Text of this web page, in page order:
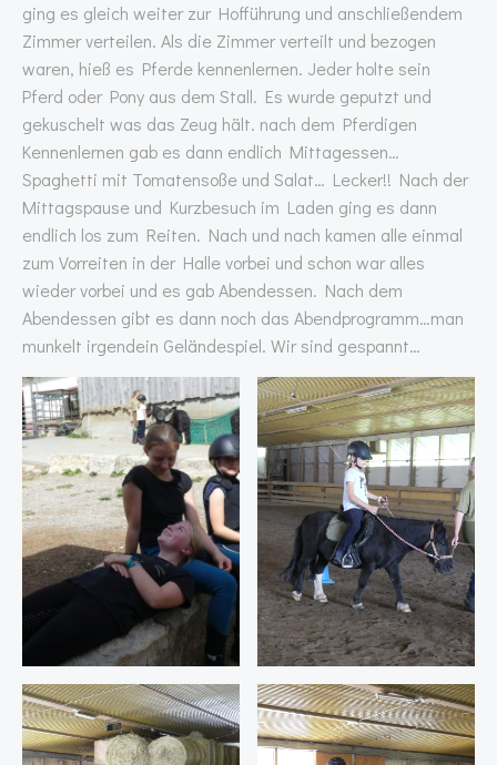
ging es gleich weiter zur Hofführung und anschließendem
Zimmer verteilen. Als die Zimmer verteilt und bezogen
waren, hieß es Pferde kennenlernen. Jeder holte sein
Pferd oder Pony aus dem Stall. Es wurde geputzt und
gekuschelt was das Zeug hält. nach dem Pferdigen
Kennenlernen gab es dann endlich Mittagessen…
Spaghetti mit Tomatensoße und Salat… Lecker!! Nach der
Mittagspause und Kurzbesuch im Laden ging es dann
endlich los zum Reiten. Nach und nach kamen alle einmal
zum Vorreiten in der Halle vorbei und schon war alles
wieder vorbei und es gab Abendessen. Nach dem
Abendessen gibt es dann noch das Abendprogramm…man
munkelt irgendein Geländespiel. Wir sind gespannt…